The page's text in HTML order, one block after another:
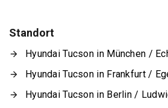
Standort
Hyundai Tucson in München /
Hyundai Tucson in Frankfurt /
Hyundai Tucson in Berlin /